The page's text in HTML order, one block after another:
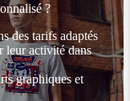
?
des tarifs adaptés
leur activité dans
graphiques et